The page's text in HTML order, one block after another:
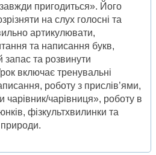
пригодиться». Його
на слух голосні та
артикулювати,
та написання букв,
запас та розвинути
включає тренувальні
роботу з прислів’ями,
чарівник/чарівниця», роботу в
фізкультхвилинки та
природи.